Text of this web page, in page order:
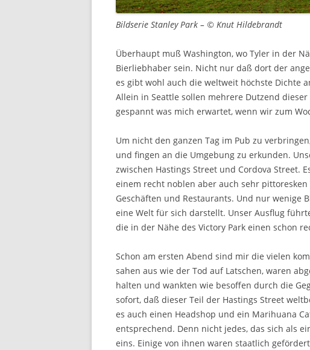
Bildserie Stanley Park – © Knut Hildebrandt
Überhaupt muß Washington, wo Tyler in der
Bierliebhaber sein. Nicht nur daß dort der
es gibt wohl auch die weltweit höchste Dichte
Allein in Seattle sollen mehrere Dutzend
gespannt was mich erwartet, wenn wir zum
Um nicht den ganzen Tag im Pub zu
und fingen an die Umgebung zu erkunden.
zwischen Hastings Street und Cordova Street.
einem recht noblen aber auch sehr
Geschäften und Restaurants. Und nur wenige
eine Welt für sich darstellt. Unser Ausflug
die in der Nähe des Victory Park einen schon
Schon am ersten Abend sind mir die vielen
sahen aus wie der Tod auf Latschen, waren
halten und wankten wie besoffen durch die
sofort, daß dieser Teil der Hastings Street
es auch einen Headshop und ein Marihuana
entsprechend. Denn nicht jedes, das sich als
eins. Einige von ihnen waren staatlich